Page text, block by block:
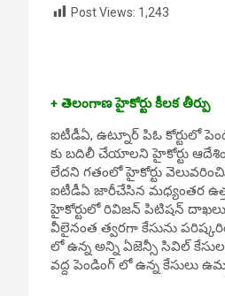
Post Views: 1,243
+ తెలంగాణ హైకోర్టు కీలక తీర్పు
ఐటీడీఏ, ఉట్నూర్ పిఓ కోర్టులో
కు బదిలీ చేయాలని హైకోర్టు
లేదని గతంలో హైకోర్టు
ఐటీడీఏ జారీచేసిన మధ్యంతర
హైకోర్టులో రివిజన్ పిటిషన్
వీలైనంత త్వరగా కేసును
లో ఉన్న అన్ని ఏజెన్సీ సివిల్
వద్ద పెండింగ్ లో ఉన్న కేసులు